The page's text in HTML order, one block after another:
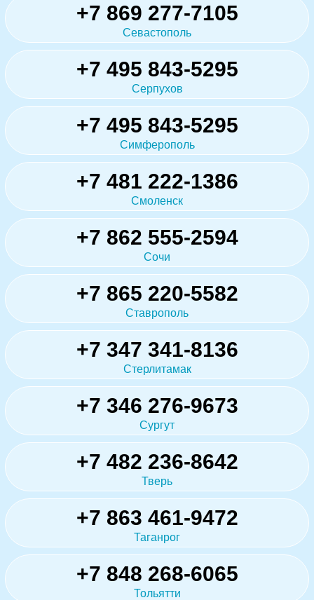
+7 869 277-7105
Севастополь
+7 495 843-5295
Серпухов
+7 495 843-5295
Симферополь
+7 481 222-1386
Смоленск
+7 862 555-2594
Сочи
+7 865 220-5582
Ставрополь
+7 347 341-8136
Стерлитамак
+7 346 276-9673
Сургут
+7 482 236-8642
Тверь
+7 863 461-9472
Таганрог
+7 848 268-6065
Тольятти